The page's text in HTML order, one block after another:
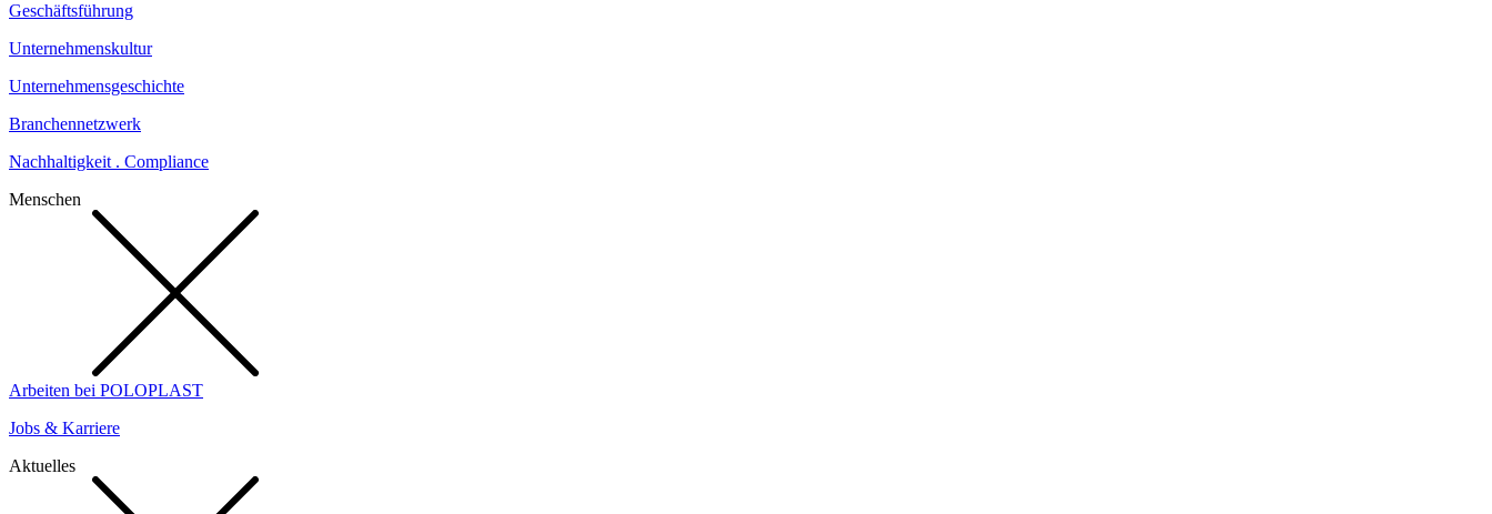
Geschäftsführung
Unternehmenskultur
Unternehmensgeschichte
Branchennetzwerk
Nachhaltigkeit . Compliance
Menschen
Arbeiten bei POLOPLAST
Jobs & Karriere
Aktuelles